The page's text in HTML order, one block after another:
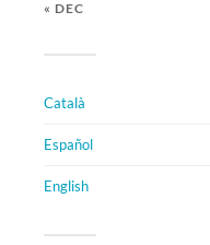
« DEC
Català
Español
English